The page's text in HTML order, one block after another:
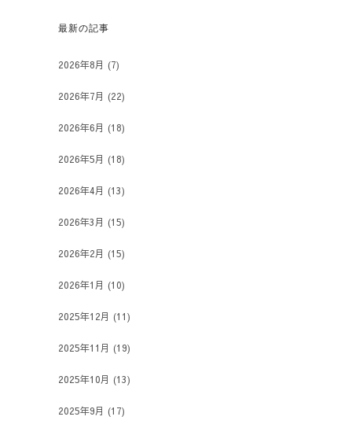
最新の記事
2026年8月 (7)
2026年7月 (22)
2026年6月 (18)
2026年5月 (18)
2026年4月 (13)
2026年3月 (15)
2026年2月 (15)
2026年1月 (10)
2025年12月 (11)
2025年11月 (19)
2025年10月 (13)
2025年9月 (17)